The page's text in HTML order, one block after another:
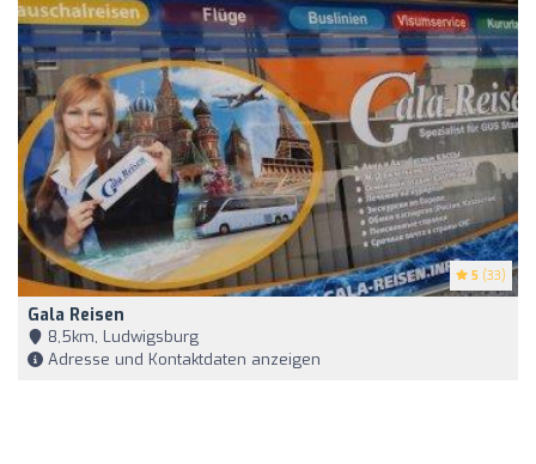
5 (33)
Gala Reisen
8,5km, Ludwigsburg
Adresse und Kontaktdaten anzeigen